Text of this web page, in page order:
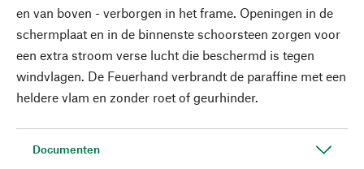
en van boven - verborgen in het frame. Openingen in de
schermplaat en in de binnenste schoorsteen zorgen voor
een extra stroom verse lucht die beschermd is tegen
windvlagen. De Feuerhand verbrandt de paraffine met een
heldere vlam en zonder roet of geurhinder.
Documenten